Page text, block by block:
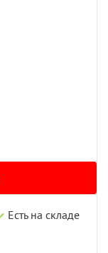
Есть на складе